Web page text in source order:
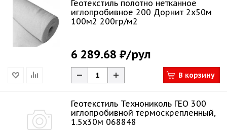
Геотекстиль полотно нетканное
иглопробивное 200 Дорнит 2х50м
100м2 200гр/м2
6 289.68 ₽/рул
В корзину
Геотекстиль Технониколь ГЕО 300
иглопробивной термоскрепленный,
1.5х30м 068848